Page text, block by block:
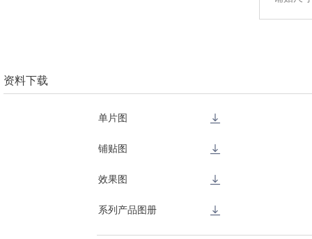
资料下载
单片图
铺贴图
效果图
系列产品图册